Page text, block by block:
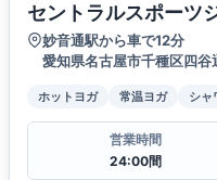
セントラルスポーツ
妙音通駅から車で12分
愛知県名古屋市千種区四
ホットヨガ 常温ヨガ シャ
営業時間
24:00間